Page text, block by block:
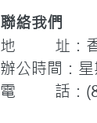
聯絡我們
地 址：香港
辦公時間：
電 話：